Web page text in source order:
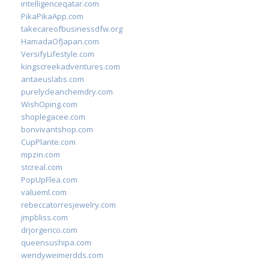
intelligenceqatar.com
PikaPikaApp.com
takecareofbusinessdfw.org
HamadaOfJapan.com
VersifyLifestyle.com
kingscreekadventures.com
antaeuslabs.com
purelycleanchemdry.com
WishOping.com
shoplegacee.com
bonvivantshop.com
CupPlante.com
mpzin.com
stcreal.com
PopUpFlea.com
valueml.com
rebeccatorresjewelry.com
jmpbliss.com
drjorgerico.com
queensushipa.com
wendyweimerdds.com